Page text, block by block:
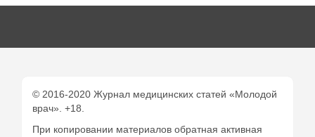
© 2016-2020 Журнал медицинских статей «Молодой
врач». +18.
При копировании материалов обратная активная